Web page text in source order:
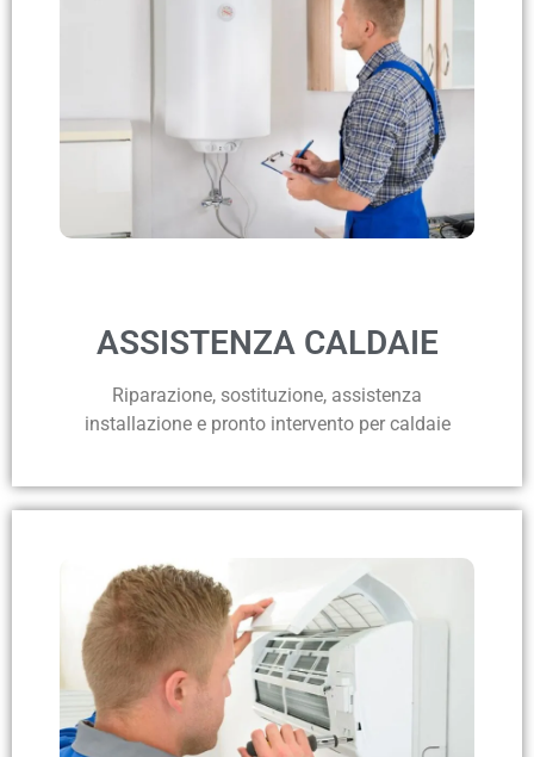
ASSISTENZA CALDAIE
Riparazione, sostituzione, assistenza
installazione e pronto intervento per caldaie